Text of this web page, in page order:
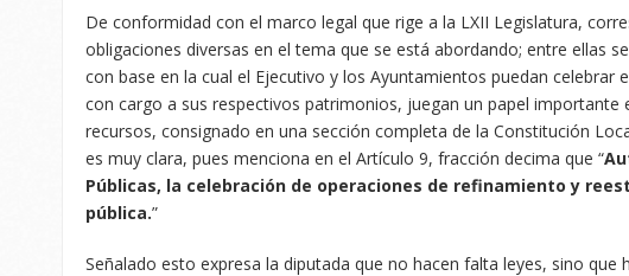
De conformidad con el marco legal que rige a la LXII Legislatura,
obligaciones diversas en el tema que se está abordando; entre ellas
con base en la cual el Ejecutivo y los Ayuntamientos puedan celebrar
con cargo a sus respectivos patrimonios, juegan un papel importante
recursos, consignado en una sección completa de la Constitución
es muy clara, pues menciona en el Artículo 9, fracción decima que “
Públicas, la celebración de operaciones de refinamiento y
pública.”
Señalado esto expresa la diputada que no hacen falta leyes, sino que